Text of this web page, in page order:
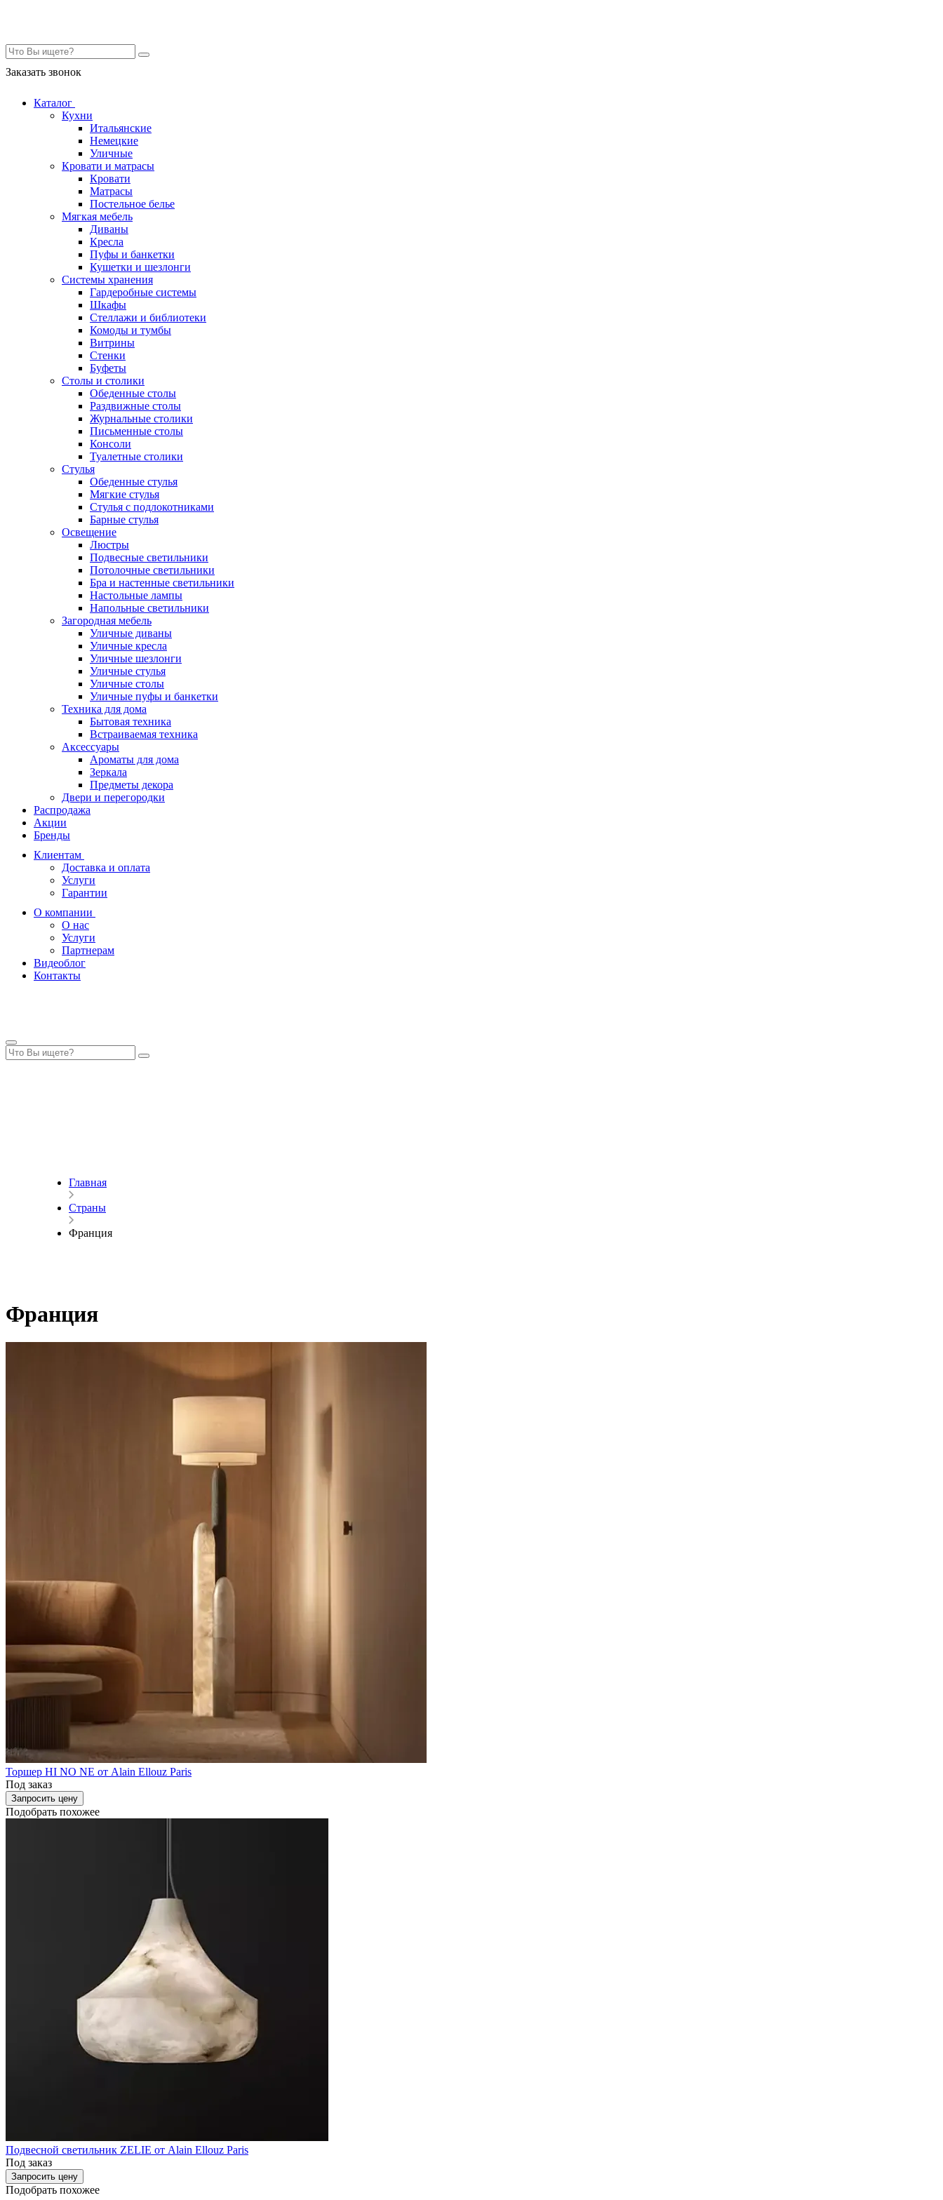
Заказать звонок
Каталог
Кухни
Итальянские
Немецкие
Уличные
Кровати и матрасы
Кровати
Матрасы
Постельное белье
Мягкая мебель
Диваны
Кресла
Пуфы и банкетки
Кушетки и шезлонги
Системы хранения
Гардеробные системы
Шкафы
Стеллажи и библиотеки
Комоды и тумбы
Витрины
Стенки
Буфеты
Столы и столики
Обеденные столы
Раздвижные столы
Журнальные столики
Письменные столы
Консоли
Туалетные столики
Стулья
Обеденные стулья
Мягкие стулья
Стулья с подлокотниками
Барные стулья
Освещение
Люстры
Подвесные светильники
Потолочные светильники
Бра и настенные светильники
Настольные лампы
Напольные светильники
Загородная мебель
Уличные диваны
Уличные кресла
Уличные шезлонги
Уличные стулья
Уличные столы
Уличные пуфы и банкетки
Техника для дома
Бытовая техника
Встраиваемая техника
Аксессуары
Ароматы для дома
Зеркала
Предметы декора
Двери и перегородки
Распродажа
Акции
Бренды
Клиентам
Доставка и оплата
Услуги
Гарантии
О компании
О нас
Услуги
Партнерам
Видеоблог
Контакты
Главная
Страны
Франция
Франция
Торшер HI NO NE от Alain Ellouz Paris
Под заказ
Запросить цену
Подобрать похожее
Подвесной светильник ZELIE от Alain Ellouz Paris
Под заказ
Запросить цену
Подобрать похожее